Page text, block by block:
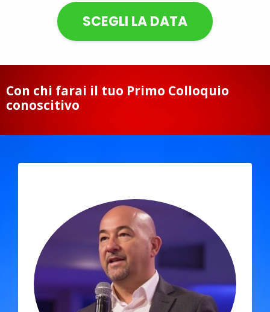
SCEGLI LA DATA
Con chi farai il tuo Primo Colloquio
conoscitivo